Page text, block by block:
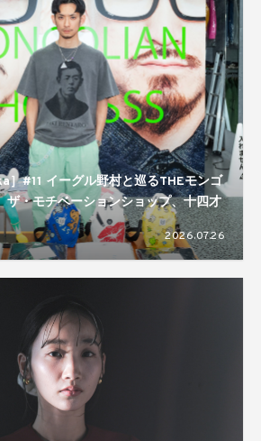
］#11 イーグル野村と巡るTHEモンゴ
ザ・モチベーションショップ、十四才
2026.07.26